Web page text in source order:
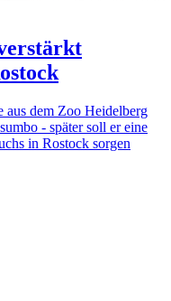
dem Zoo Heidelberg
- später soll er eine
in Rostock sorgen